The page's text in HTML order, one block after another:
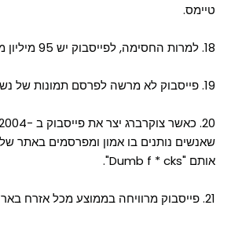
טיימס.
18. למרות החסימה, לפייסבוק יש 95 מיליון משתמשים בסין.
19. פייסבוק לא מרשה לפרסם תמונות של נשים מיניקות.
שאנשים נותנים בו אמון ומפרסמים באתר
אותם "Dumb f * cks".
21. פייסבוק מרוויחה בממוצע מכל אזרח בארה"ב 5.85 $.